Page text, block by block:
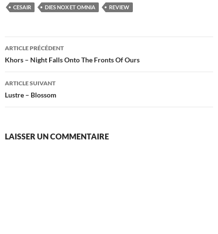
CESAIR DIES NOX ET OMNIA REVIEW
Navigation
des
articles
ARTICLE PRÉCÉDENT
Khors – Night Falls Onto The Fronts Of Ours
ARTICLE SUIVANT
Lustre – Blossom
LAISSER UN COMMENTAIRE